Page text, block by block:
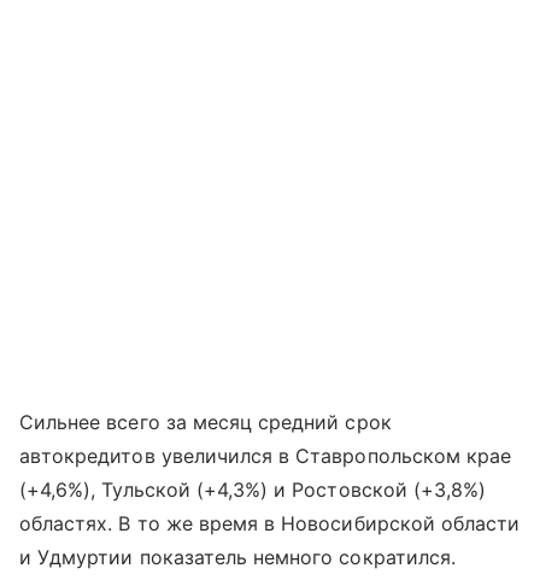
Сильнее всего за месяц средний срок
автокредитов увеличился в Ставропольском крае
(+4,6%), Тульской (+4,3%) и Ростовской (+3,8%)
областях. В то же время в Новосибирской области
и Удмуртии показатель немного сократился.